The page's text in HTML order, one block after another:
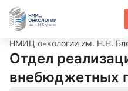
НМИЦ онкологии им. Н.Н.
Отдел
внебюджетных